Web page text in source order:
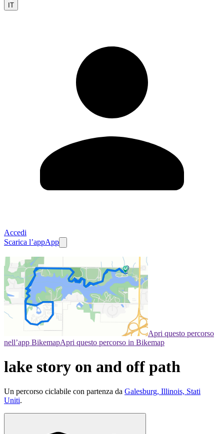
IT
Accedi
Scarica l’appApp
Apri questo percorso
nell’app BikemapApri questo percorso in Bikemap
lake story on and off path
Un percorso ciclabile con partenza da Galesburg, Illinois, Stati
Uniti.